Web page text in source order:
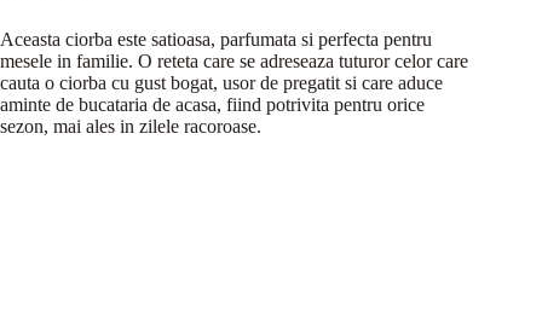
Aceasta ciorba este satioasa, parfumata si perfecta pentru
mesele in familie. O reteta care se adreseaza tuturor celor care
cauta o ciorba cu gust bogat, usor de pregatit si care aduce
aminte de bucataria de acasa, fiind potrivita pentru orice
sezon, mai ales in zilele racoroase.